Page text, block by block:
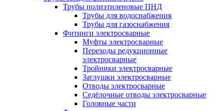
Трубы полиэтиленовые ПНД
Трубы для водоснабжения
Трубы для газоснабжения
Фитинги электросварные
Муфты электросварные
Переходы редукционные
электросварные
Тройники электросварные
Заглушки электросварные
Отводы электросварные
Седёлочные отводы электросварные
Головные части